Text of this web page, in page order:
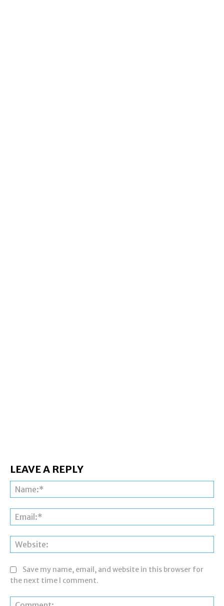
LEAVE A REPLY
Save my name, email, and website in this browser for
the next time I comment.